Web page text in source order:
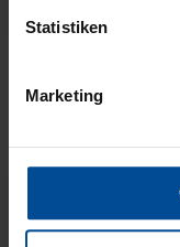
Statistiken
Marketing
KIDS